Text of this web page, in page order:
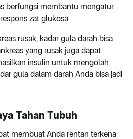
berfungsi membantu mengatur
zat glukosa.
rusak, kadar gula darah bisa
yang rusak juga dapat
insulin untuk mengolah
gula dalam darah Anda bisa jadi
Tahan Tubuh
membuat Anda rentan terkena